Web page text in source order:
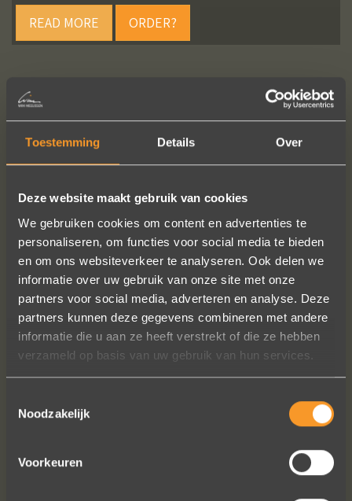
Toestemming Details Over
Deze website maakt gebruik van cookies
We gebruiken cookies om content en advertenties te
personaliseren, om functies voor social media te bieden
en om ons websiteverkeer te analyseren. Ook delen we
informatie over uw gebruik van onze site met onze
partners voor social media, adverteren en analyse. Deze
partners kunnen deze gegevens combineren met andere
informatie die u aan ze heeft verstrekt of die ze hebben
verzameld op basis van uw gebruik van hun services.
Noodzakelijk
Voorkeuren
READ MORE ORDER?
FOLLOW US ON SOCIAL MEDIA
In de ban van uw creaties zijn we
bezig met onze derde bestelling (uit
Frankrijk). De ontvangst is altijd zo
vriendelijk, het team reageert snel en
uitstekend advies. We hebben zojuist
een ring laten verstellen en er een